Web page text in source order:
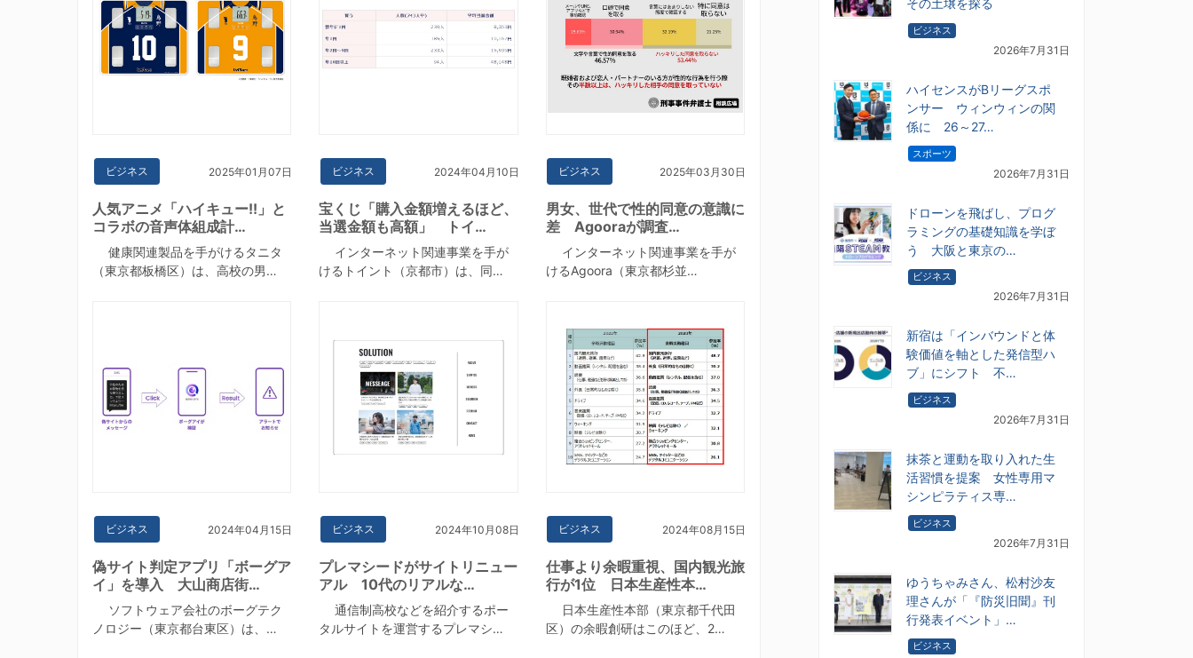
ビジネス 2025年01月07日
人気アニメ「ハイキュー!!」と
コラボの音声体組成計…
健康関連製品を手がけるタニタ
（東京都板橋区）は、高校の男…
ビジネス 2024年04月10日
宝くじ「購入金額増えるほど、
当選金額も高額」 トイ…
インターネット関連事業を手が
けるトイント（京都市）は、同…
ビジネス 2025年03月30日
男女、世代で性的同意の意識に
差 Agooraが調査…
インターネット関連事業を手が
けるAgoora（東京都杉並…
ビジネス 2024年04月15日
偽サイト判定アプリ「ボーグア
イ」を導入 大山商店街…
ソフトウェア会社のボーグテク
ノロジー（東京都台東区）は、…
ビジネス 2024年10月08日
プレマシードがサイトリニュー
アル 10代のリアルな…
通信制高校などを紹介するポー
タルサイトを運営するプレマシ…
ビジネス 2024年08月15日
仕事より余暇重視、国内観光旅
行が1位 日本生産性本…
日本生産性本部（東京都千代田
区）の余暇創研はこのほど、2…
その土壌を探る
ビジネス
2026年7月31日
ハイセンスがBリーグスポ
ンサー ウィンウィンの関
係に 26～27…
スポーツ
2026年7月31日
ドローンを飛ばし、プログ
ラミングの基礎知識を学ぼ
う 大阪と東京の…
ビジネス
2026年7月31日
新宿は「インバウンドと体
験価値を軸とした発信型ハ
ブ」にシフト 不…
ビジネス
2026年7月31日
抹茶と運動を取り入れた生
活習慣を提案 女性専用マ
シンピラティス専…
ビジネス
2026年7月31日
ゆうちゃみさん、松村沙友
理さんが「『防災旧聞』刊
行発表イベント」…
ビジネス